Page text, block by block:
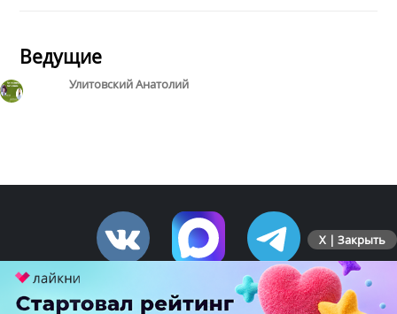
Ведущие
Улитовский Анатолий
X | Закрыть
ПЕРЕЙТИ НА ПОЛНУЮ ВЕРСИЮ